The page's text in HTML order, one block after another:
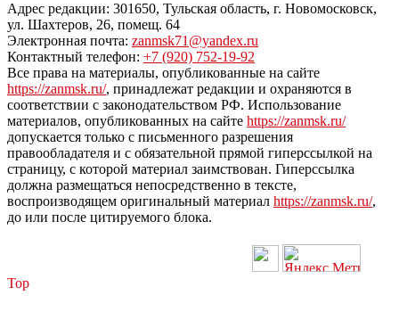
Адрес редакции: 301650, Тульская область, г. Новомосковск,
ул. Шахтеров, 26, помещ. 64
Электронная почта: zanmsk71@yandex.ru
Контактный телефон: +7 (920) 752-19-92
Все права на материалы, опубликованные на сайте
https://zanmsk.ru/, принадлежат редакции и охраняются в
соответствии с законодательством РФ. Использование
материалов, опубликованных на сайте https://zanmsk.ru/
допускается только с письменного разрешения
правообладателя и с обязательной прямой гиперссылкой на
страницу, с которой материал заимствован. Гиперссылка
должна размещаться непосредственно в тексте,
воспроизводящем оригинальный материал https://zanmsk.ru/,
до или после цитируемого блока.
Top